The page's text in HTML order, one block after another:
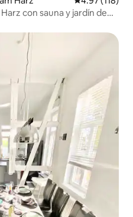
con sauna y jardín de